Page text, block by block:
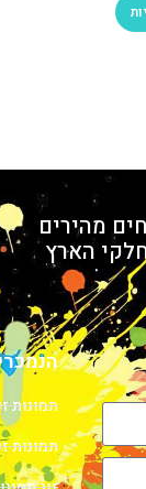
מהירים
הארץ
תמונות
תמונות